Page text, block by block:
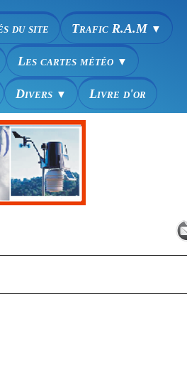
du site Trafic R.A.M ▼
Les cartes météo ▼
Divers ▼ Livre d'or